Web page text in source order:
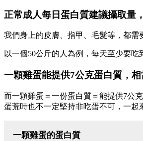
正常成人每日蛋白質建議攝取量
我們身上的皮膚、指甲、毛髮等，都需
以一個50公斤的人為例，每天至少要
一顆雞蛋能提供7公克蛋白質，
而一顆雞蛋＝一份蛋白質＝能提供7公
蛋荒時也不一定堅持非吃蛋不可，一起
一顆雞蛋的蛋白質